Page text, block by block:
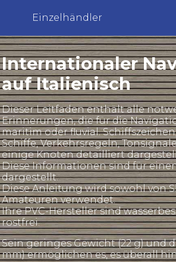
Einzelhändler
Internationaler
auf Italienisch
Dieser Leitfaden enthält alle
Erinnerungen, die für die
maritim oder fluvial.
Schiffe, Verkehrsregeln,
einige Knoten detailliert
Diese Informationen sind für
dargestellt.
Diese Anleitung wird sowohl von
Amateuren verwendet.
Ihre PVC-Hersteller sind
rostfrei.
Sein geringes Gewicht (22 g) und
mm) ermöglichen es, es überall